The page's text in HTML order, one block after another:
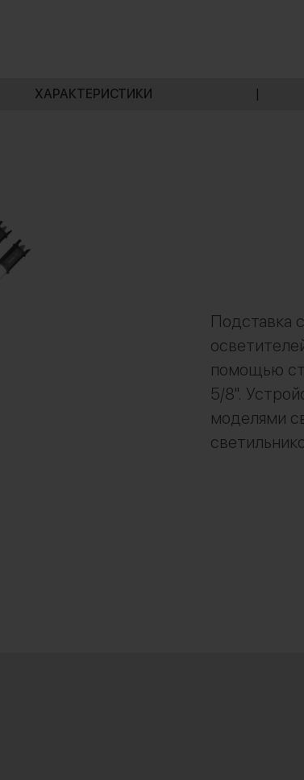
ХАРАКТЕРИСТИКИ |
Подставка
помощью
5/8".
моделями